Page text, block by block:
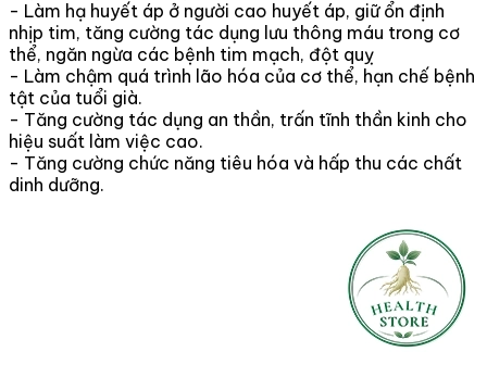
- Làm hạ huyết áp ở người cao huyết áp, giữ ổn định
nhịp tim, tăng cường tác dụng lưu thông máu trong cơ
thể, ngăn ngừa các bệnh tim mạch, đột quỵ
- Làm chậm quá trình lão hóa của cơ thể, hạn chế bệnh
tật của tuổi già.
- Tăng cường tác dụng an thần, trấn tĩnh thần kinh cho
hiệu suất làm việc cao.
- Tăng cường chức năng tiêu hóa và hấp thu các chất
dinh dưỡng.